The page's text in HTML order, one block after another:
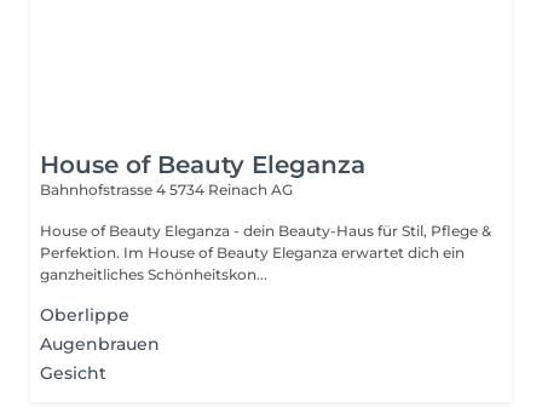
House of Beauty Eleganza
Bahnhofstrasse 4 5734 Reinach AG
House of Beauty Eleganza - dein Beauty-Haus für Stil, Pflege &
Perfektion. Im House of Beauty Eleganza erwartet dich ein
ganzheitliches Schönheitskon...
Oberlippe
Augenbrauen
Gesicht